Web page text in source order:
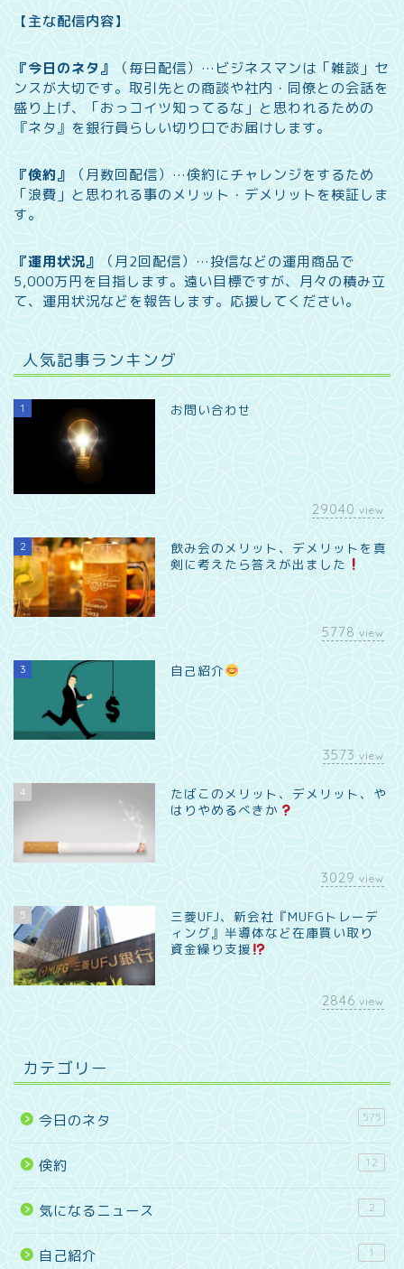
【主な配信内容】
『今日のネタ』 （毎日配信）… ビジネスマンは「雑談」セ
ンスが大切です。取引先との商談や社内・同僚との会話を
盛り上げ、「おっコイツ知ってるな」と思われるための
『ネタ』を銀行員らしい切り口でお届けします。
『倹約』 （月数回配信）…倹約にチャレンジをするため
「浪費」と思われる事のメリット・デメリットを検証しま
す。
『運用状況』 （月2回配信）…投信などの運用商品で
5,000万円を目指します。遠い目標ですが、月々の積み立
て、運用状況などを報告します。 応援してください。
人気記事ランキング
1 お問い合わせ
29040 view
2
飲み会のメリット、デメリットを真
剣に考えたら答えが出ました
5778 view
3 自己紹介
3573 view
4
たばこのメリット、デメリット、や
はりやめるべきか
3029 view
5
三菱UFJ、新会社『MUFGトレーデ
ィング』半導体など在庫買い取り
資金繰り支援
2846 view
カテゴリー
今日のネタ 575
倹約 12
気になるニュース 2
自己紹介 1